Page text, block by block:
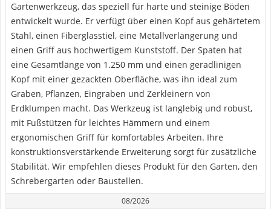
Gartenwerkzeug, das speziell für harte und steinige Böden
entwickelt wurde. Er verfügt über einen Kopf aus gehärtetem
Stahl, einen Fiberglasstiel, eine Metallverlängerung und
einen Griff aus hochwertigem Kunststoff. Der Spaten hat
eine Gesamtlänge von 1.250 mm und einen geradlinigen
Kopf mit einer gezackten Oberfläche, was ihn ideal zum
Graben, Pflanzen, Eingraben und Zerkleinern von
Erdklumpen macht. Das Werkzeug ist langlebig und robust,
mit Fußstützen für leichtes Hämmern und einem
ergonomischen Griff für komfortables Arbeiten. Ihre
konstruktionsverstärkende Erweiterung sorgt für zusätzliche
Stabilität. Wir empfehlen dieses Produkt für den Garten, den
Schrebergarten oder Baustellen.
08/2026